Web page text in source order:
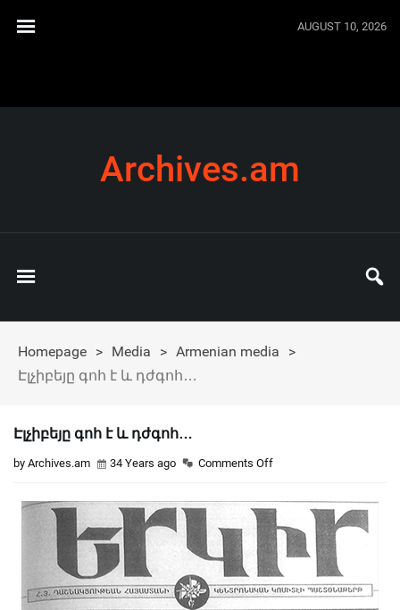
AUGUST 10, 2026
Archives.am
Homepage > Media > Armenian media
>
Էլչիբեյը գոհ է և դժգոհ…
Էլչիբեյը գոհ է և դժգոհ…
by Archives.am 34 Years ago Comments Off